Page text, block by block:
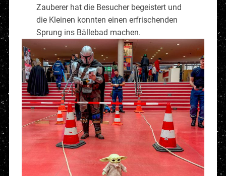
Zauberer hat die Besucher begeistert und
die Kleinen konnten einen erfrischenden
Sprung ins Bällebad machen.